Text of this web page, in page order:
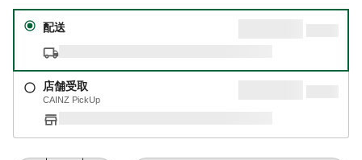
配送
店舗受取
CAINZ PickUp